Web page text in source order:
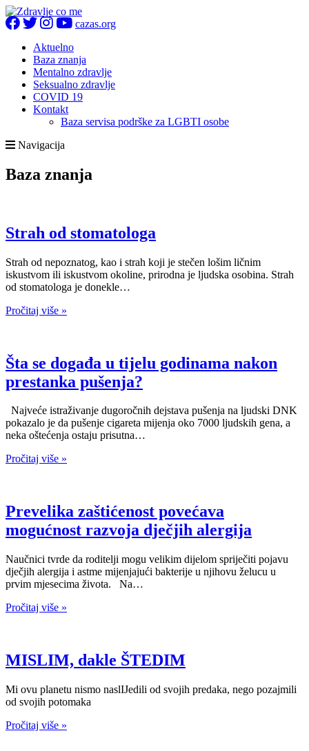
cazas.org
Aktuelno
Baza znanja
Mentalno zdravlje
Seksualno zdravlje
COVID 19
Kontakt
Baza servisa podrške za LGBTI osobe
Navigacija
Baza znanja
Strah od stomatologa
Strah od nepoznatog, kao i strah koji je stečen lošim ličnim
iskustvom ili iskustvom okoline, prirodna je ljudska osobina. Strah
od stomatologa je donekle…
Pročitaj više »
Šta se događa u tijelu godinama nakon
prestanka pušenja?
Najveće istraživanje dugoročnih dejstava pušenja na ljudski DNK
pokazalo je da pušenje cigareta mijenja oko 7000 ljudskih gena, a
neka oštećenja ostaju prisutna…
Pročitaj više »
Prevelika zaštićenost povećava
mogućnost razvoja dječjih alergija
Naučnici tvrde da roditelji mogu velikim dijelom spriječiti pojavu
dječjih alergija i astme mijenjajući bakterije u njihovu želucu u
prvim mjesecima života. Na…
Pročitaj više »
MISLIM, dakle ŠTEDIM
Mi ovu planetu nismo naslIJedili od svojih predaka, nego pozajmili
od svojih potomaka
Pročitaj više »